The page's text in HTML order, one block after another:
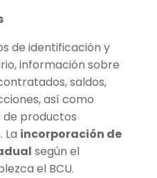
de identificación y
información sobre
saldos,
así como
de productos
La incorporación de
según el
el BCU.